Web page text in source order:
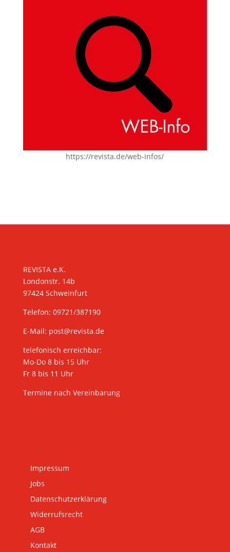
https://revista.de/web-infos/
REVISTA e.K.
Londonstr. 14b
97424 Schweinfurt
Telefon: 09721/387190
E-Mail: post@revista.de
telefonisch erreichbar:
Mo-Do 8 bis 15 Uhr
Fr 8 bis 11 Uhr
Termine nach Vereinbarung
Impressum
Jobs
Datenschutzerklärung
Widerrufsrecht
AGB
Kontakt